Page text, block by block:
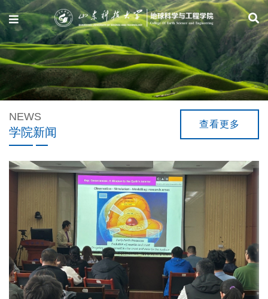
NEWS
学院新闻
查看更多